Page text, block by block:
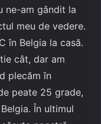
ne-am gândit la
meu de vedere.
în Belgia la casă.
cât, dar am
plecăm în
peate 25 grade,
În ultimul